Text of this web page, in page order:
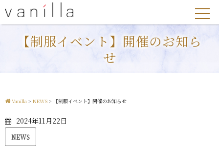
【制服イベント】開催のお知ら
せ
Vanilla > NEWS > 【制服イベント】開催のお知らせ
2024年11月22日
NEWS